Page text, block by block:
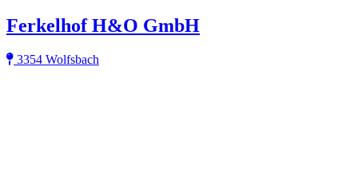
Ferkelhof H&O GmbH
3354 Wolfsbach